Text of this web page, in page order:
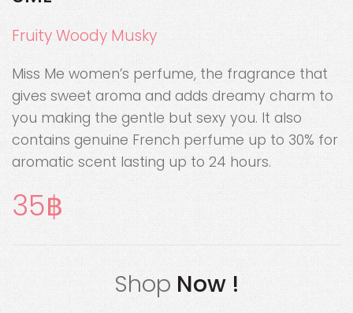
Fruity Woody Musky
Miss Me women’s perfume, the fragrance that
gives sweet aroma and adds dreamy charm to
you making the gentle but sexy you. It also
contains genuine French perfume up to 30% for
aromatic scent lasting up to 24 hours.
35
Shop Now !